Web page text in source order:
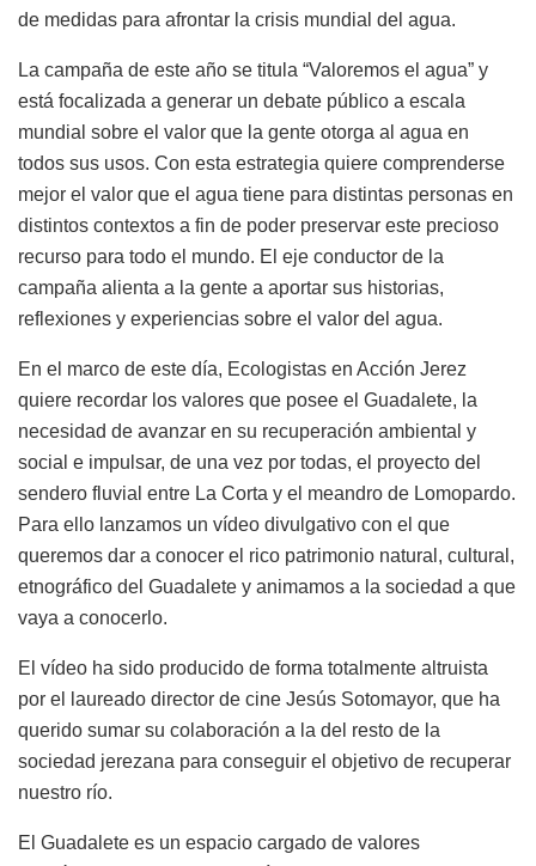
de medidas para afrontar la crisis mundial del agua.
La campaña de este año se titula “Valoremos el agua” y
está focalizada a generar un debate público a escala
mundial sobre el valor que la gente otorga al agua en
todos sus usos. Con esta estrategia quiere comprenderse
mejor el valor que el agua tiene para distintas personas en
distintos contextos a fin de poder preservar este precioso
recurso para todo el mundo. El eje conductor de la
campaña alienta a la gente a aportar sus historias,
reflexiones y experiencias sobre el valor del agua.
En el marco de este día, Ecologistas en Acción Jerez
quiere recordar los valores que posee el Guadalete, la
necesidad de avanzar en su recuperación ambiental y
social e impulsar, de una vez por todas, el proyecto del
sendero fluvial entre La Corta y el meandro de Lomopardo.
Para ello lanzamos un vídeo divulgativo con el que
queremos dar a conocer el rico patrimonio natural, cultural,
etnográfico del Guadalete y animamos a la sociedad a que
vaya a conocerlo.
El vídeo ha sido producido de forma totalmente altruista
por el laureado director de cine Jesús Sotomayor, que ha
querido sumar su colaboración a la del resto de la
sociedad jerezana para conseguir el objetivo de recuperar
nuestro río.
El Guadalete es un espacio cargado de valores